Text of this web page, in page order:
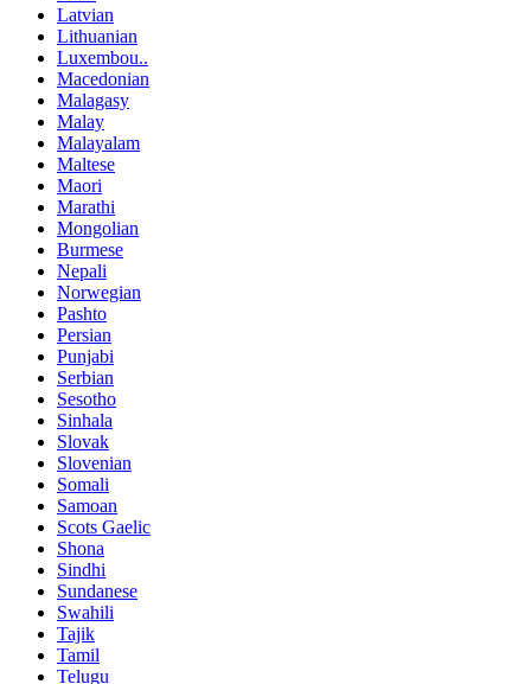
Latvian
Lithuanian
Luxembou..
Macedonian
Malagasy
Malay
Malayalam
Maltese
Maori
Marathi
Mongolian
Burmese
Nepali
Norwegian
Pashto
Persian
Punjabi
Serbian
Sesotho
Sinhala
Slovak
Slovenian
Somali
Samoan
Scots Gaelic
Shona
Sindhi
Sundanese
Swahili
Tajik
Tamil
Telugu